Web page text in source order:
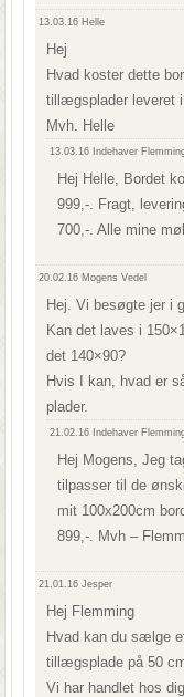
13.03.16 Helle
Hej
Hvad koster dette
tillægsplader leveret
Mvh. Helle
13.03.16 Indehaver
Hej Helle, Bordet
999,-. Fragt,
700,-. Alle mine
20.02.16 Mogens Vedel
Hej. Vi besøgte jer i
Kan det laves i
det 140×90?
Hvis I kan, hvad er
plader.
21.02.16 Indehaver
Hej Mogens, Jeg
tilpasser til de
mit 100x200cm
899,-. Mvh –
21.01.16Jesper
Hej Flemming
Hvad kan du sælge
tillægsplade på 50
Vi har handlet hos